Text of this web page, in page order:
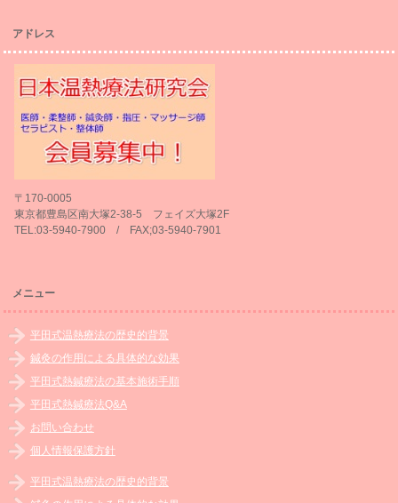
アドレス
〒170-0005
東京都豊島区南大塚2-38-5 フェイズ大塚2F
TEL:03-5940-7900 / FAX;03-5940-7901
メニュー
平田式温熱療法の歴史的背景
鍼灸の作用による具体的な効果
平田式熱鍼療法の基本施術手順
平田式熱鍼療法Q&A
お問い合わせ
個人情報保護方針
平田式温熱療法の歴史的背景